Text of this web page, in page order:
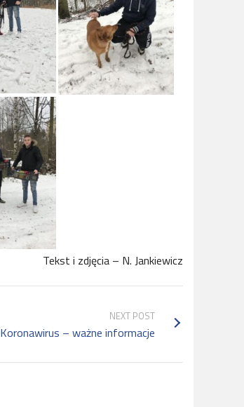
Tekst i zdjęcia – N. Jankiewicz
NEXT POST
Koronawirus – ważne informacje